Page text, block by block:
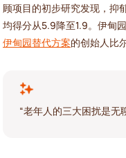
顾项目的初步研究发现，抑
均得分从5.9降至1.9。伊甸
伊甸园替代方案的创始人比
“老年人的三大困扰是无